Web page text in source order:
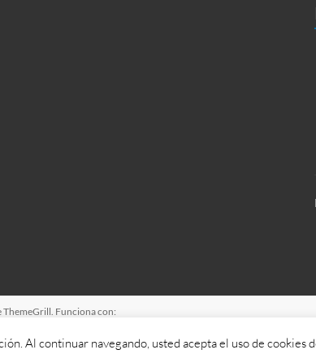
ThemeGrill. Funciona con:
Al continuar navegando, usted acepta el uso de